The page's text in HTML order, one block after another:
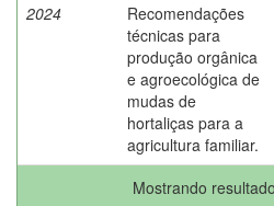
2024
Recomendações
técnicas para
produção orgânica
e agroecológica de
mudas de
hortaliças para a
agricultura familiar.
Mostrando